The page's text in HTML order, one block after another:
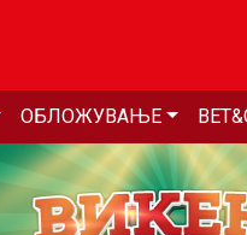
ОБЛОЖУВАЊЕ